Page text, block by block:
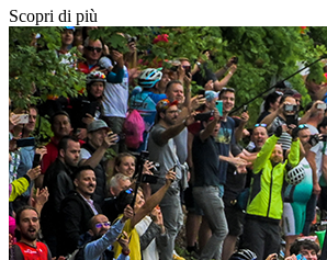
Scopri di più